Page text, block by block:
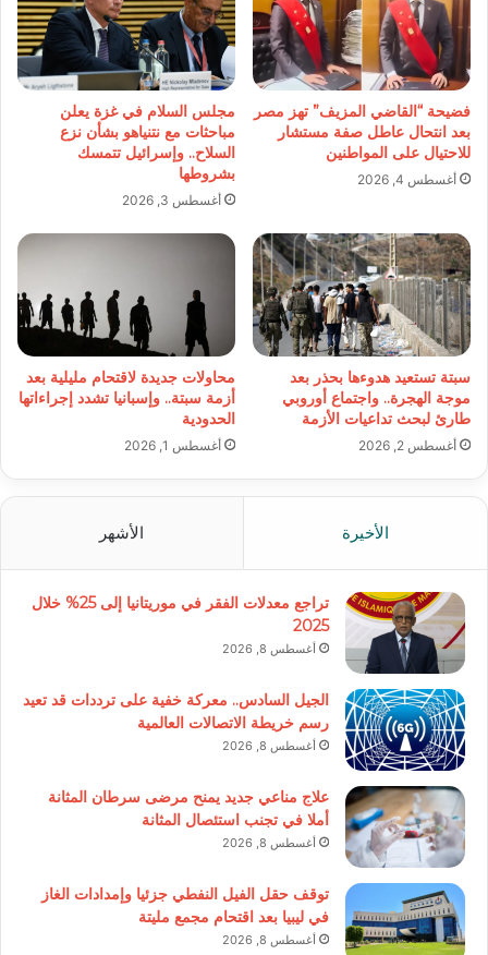
فضيحة “القاضي المزيف” تهز مصر
بعد انتحال عاطل صفة مستشار
للاحتيال على المواطنين
أغسطس 4, 2026
مجلس السلام في غزة يعلن
مباحثات مع نتنياهو بشأن نزع
السلاح.. وإسرائيل تتمسك
بشروطها
أغسطس 3, 2026
سبتة تستعيد هدوءها بحذر بعد
موجة الهجرة.. واجتماع أوروبي
طارئ لبحث تداعيات الأزمة
أغسطس 2, 2026
محاولات جديدة لاقتحام مليلية بعد
أزمة سبتة.. وإسبانيا تشدد إجراءاتها
الحدودية
أغسطس 1, 2026
الأخيرة الأشهر
تراجع معدلات الفقر في موريتانيا إلى 25% خلال
2025
أغسطس 8, 2026
الجيل السادس.. معركة خفية على ترددات قد تعيد
رسم خريطة الاتصالات العالمية
أغسطس 8, 2026
علاج مناعي جديد يمنح مرضى سرطان المثانة
أملا في تجنب استئصال المثانة
أغسطس 8, 2026
توقف حقل الفيل النفطي جزئيا وإمدادات الغاز
في ليبيا بعد اقتحام مجمع مليتة
أغسطس 8, 2026